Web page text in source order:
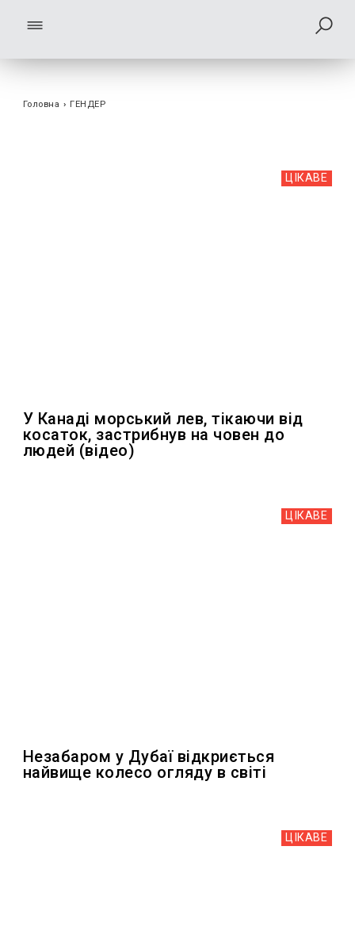
Головна › ГЕНДЕР
ЦІКАВЕ
У Канаді морський лев, тікаючи від
косаток, застрибнув на човен до
людей (відео)
ЦІКАВЕ
Незабаром у Дубаї відкриється
найвище колесо огляду в світі
ЦІКАВЕ